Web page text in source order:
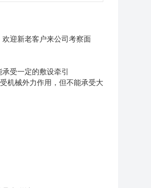
迎新老客户来公司考察面
受一定的敷设牵引
机械外力作用，但不能承受大